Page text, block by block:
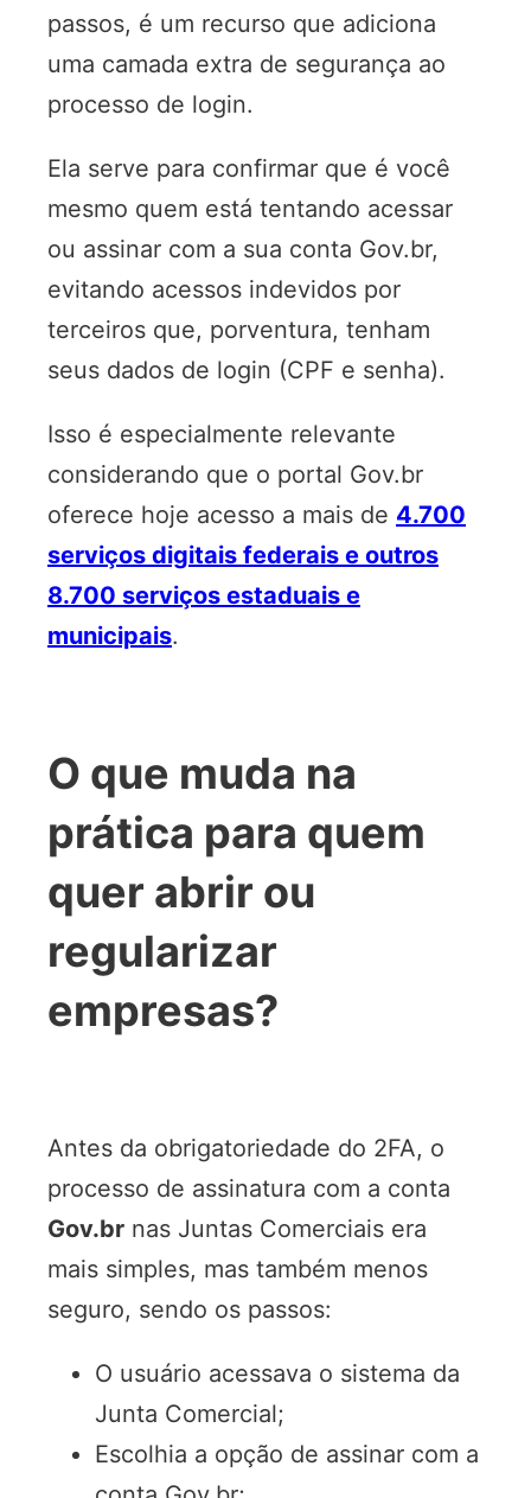
passos, é um recurso que adiciona
uma camada extra de segurança ao
processo de login.
Ela serve para confirmar que é você
mesmo quem está tentando acessar
ou assinar com a sua conta Gov.br,
evitando acessos indevidos por
terceiros que, porventura, tenham
seus dados de login (CPF e senha).
Isso é especialmente relevante
considerando que o portal Gov.br
oferece hoje acesso a mais de 4.700
serviços digitais federais e outros
8.700 serviços estaduais e
municipais.
O que muda na
prática para quem
quer abrir ou
regularizar
empresas?
Antes da obrigatoriedade do 2FA, o
processo de assinatura com a conta
Gov.br nas Juntas Comerciais era
mais simples, mas também menos
seguro, sendo os passos:
O usuário acessava o sistema da
Junta Comercial;
Escolhia a opção de assinar com a